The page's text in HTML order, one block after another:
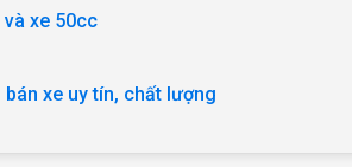
xe 50cc
xe uy tín, chất lượng